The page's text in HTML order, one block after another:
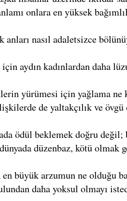
onlara en yüksek
anları nasıl adaletsizce
aydın kadınlardan daha
yürümesi için yağlama ne
de yaltakçılık ve
ödül beklemek doğru
düzenbaz, kötü olmak
en büyük arzumun ne olduğu
daha yoksul olmayı